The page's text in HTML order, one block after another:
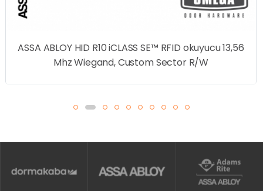
ABLOY HID R10 iCLASS SE™ RFID okuyucu 13,56
Mhz Wiegand, Custom Sector R/W